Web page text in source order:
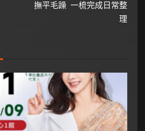
撫平毛躁 一梳完成日常整
理